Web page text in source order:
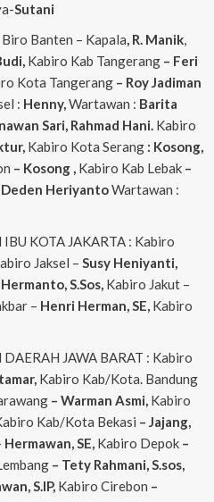
Sutani
Banten – Kapala, R. Manik,
Kabiro Kab Tangerang– Feri
Kota Tangerang– Roy Jadiman
: Henny,Wartawan : Barita
Sari, Rahmad Hani. Kabiro
Kabiro Kota Serang : Kosong,
– Kosong , Kabiro Kab Lebak–
Deden HeriyantoWartawan :
KOTA JAKARTA : Kabiro
Jaksel – Susy Heniyanti,
S.Sos, Kabiro Jakut –
– Henri Herman, SE, Kabiro
JAWA BARAT : Kabiro
Kabiro Kab/Kota. Bandung
– Warman Asmi, Kabiro
Kab/Kota Bekasi – Jajang,
Hermawan, SE, Kabiro Depok–
– Tety Rahmani, S.sos,
S.IP, Kabiro Cirebon –